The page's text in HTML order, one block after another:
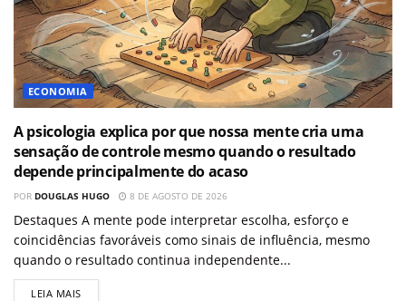
ECONOMIA
A psicologia explica por que nossa mente cria uma
sensação de controle mesmo quando o resultado
depende principalmente do acaso
POR DOUGLAS HUGO 8 DE AGOSTO DE 2026
Destaques A mente pode interpretar escolha, esforço e
coincidências favoráveis como sinais de influência, mesmo
quando o resultado continua independente...
LEIA MAIS